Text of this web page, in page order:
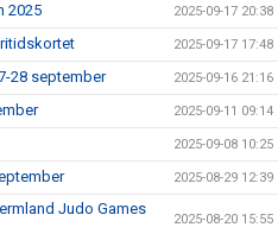
2025 2025-09-17 20:38
2025-09-17 17:48
28 september 2025-09-16 21:16
2025-09-11 09:14
2025-09-08 10:25
2025-08-29 12:39
Judo Games
2025-08-20 15:55